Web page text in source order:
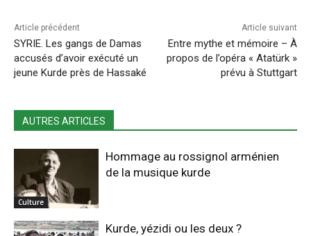
Article précédent
SYRIE. Les gangs de Damas
accusés d’avoir exécuté un
jeune Kurde près de Hassaké
Article suivant
Entre mythe et mémoire – À
propos de l’opéra « Atatürk »
prévu à Stuttgart
AUTRES ARTICLES
Culture
Hommage au rossignol arménien
de la musique kurde
Kurde, yézidi ou les deux ?